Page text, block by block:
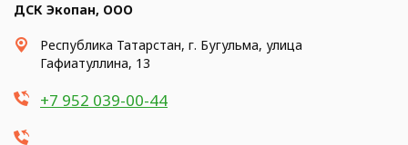
ДСК Экопан, ООО
Республика Татарстан, г. Бугульма, улица
Гафиатуллина, 13
+7 952 039-00-44